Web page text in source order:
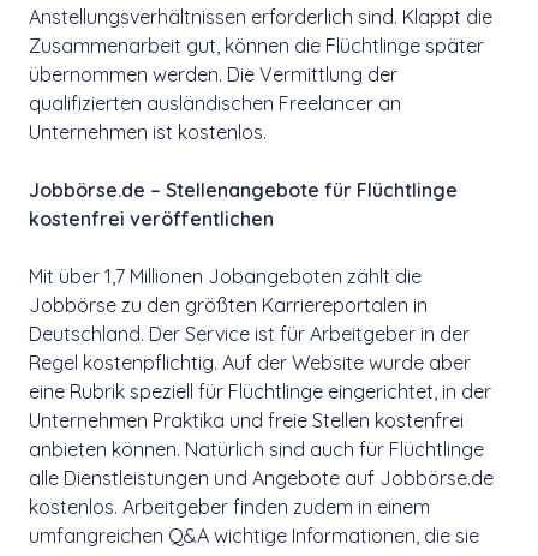
Anstellungsverhältnissen erforderlich sind. Klappt die
Zusammenarbeit gut, können die Flüchtlinge später
übernommen werden. Die Vermittlung der
qualifizierten ausländischen Freelancer an
Unternehmen ist kostenlos.
Jobbörse.de – Stellenangebote für Flüchtlinge
kostenfrei veröffentlichen
Mit über 1,7 Millionen Jobangeboten zählt die
Jobbörse zu den größten Karriereportalen in
Deutschland. Der Service ist für Arbeitgeber in der
Regel kostenpflichtig. Auf der Website wurde aber
eine Rubrik speziell für Flüchtlinge eingerichtet, in der
Unternehmen Praktika und freie Stellen kostenfrei
anbieten können. Natürlich sind auch für Flüchtlinge
alle Dienstleistungen und Angebote auf Jobbörse.de
kostenlos. Arbeitgeber finden zudem in einem
umfangreichen Q&A wichtige Informationen, die sie